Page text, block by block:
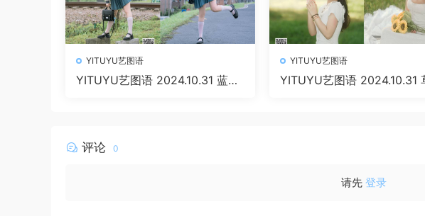
YITUYU艺图语
YITUYU艺图语 2024.10.31 蓝色
YITUYU艺图语
YITUYU艺图语 2024.10.31
评论 0
请先 登录